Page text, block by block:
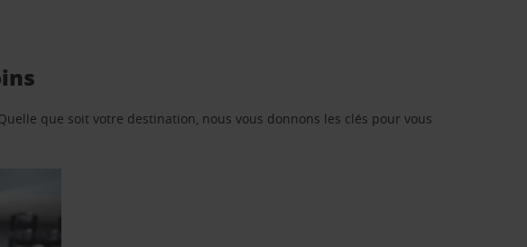
que soit votre destination, nous vous donnons les clés pour vous